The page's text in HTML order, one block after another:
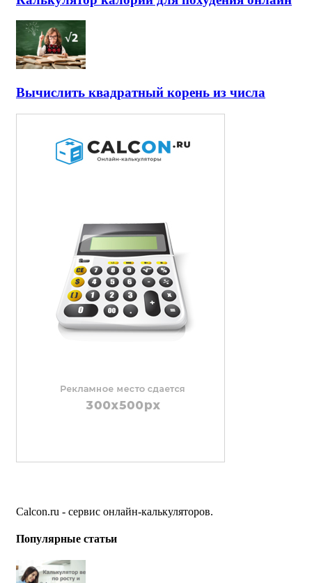
Вычислить квадратный корень из числа
Calcon.ru - сервис онлайн-калькуляторов.
Популярные статьи